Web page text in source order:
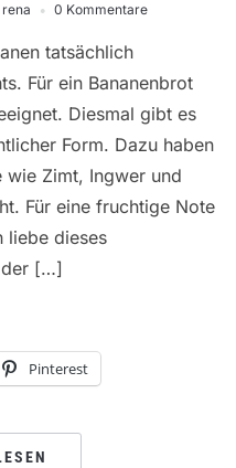
rena 0 Kommentare
tatsächlich
Für ein Bananenbrot
Diesmal gibt es
Form. Dazu haben
wie Zimt, Ingwer und
Für eine fruchtige Note
liebe dieses
der […]
Pinterest